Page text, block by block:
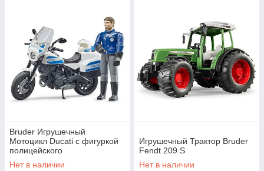
Bruder Игрушечный
Мотоцикл Ducati с фигуркой
полицейского
Нет в наличии
Игрушечный Трактор Bruder
Fendt 209 S
Нет в наличии